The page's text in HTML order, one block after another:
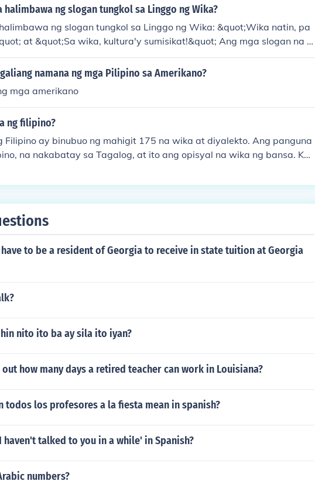
halimbawa ng slogan tungkol sa Linggo ng Wika?
ng slogan tungkol sa Linggo ng Wika: &quot;Wika natin, pa
at &quot;Sa wika, kultura'y sumisikat!&quot; Ang mga slogan na it
ng kahalagahan ng wika sa ating identidad at pagkakaisa bilang m
ng Wika ay pagkakataon upang ipagmalaki ang ating sariling wi
namana ng mga Pilipino sa Amerikano?
mga amerikano
ng filipino?
Filipino ay binubuo ng mahigit 175 na wika at diyalekto. Ang panguna
na nakabatay sa Tagalog, at ito ang opisyal na wika ng bansa. Ka
bawat rehiyon sa Pilipinas ay may kani-kaniyang wika na nagsisilbin
to be a resident of Georgia to receive in state tuition at Georgia
nito ito ba ay sila ito iyan?
how many days a retired teacher can work in Louisiana?
todos los profesores a la fiesta mean in spanish?
haven't talked to you in a while' in Spanish?
numbers?